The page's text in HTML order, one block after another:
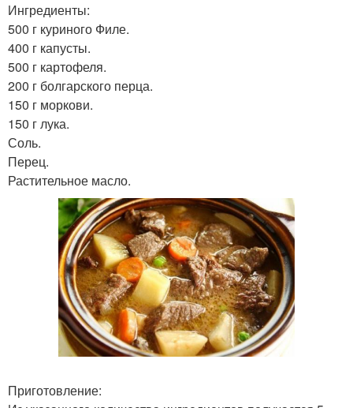
Ингредиенты:
500 г куриного Филе.
400 г капусты.
500 г картофеля.
200 г болгарского перца.
150 г моркови.
150 г лука.
Соль.
Перец.
Растительное масло.
Приготовление: